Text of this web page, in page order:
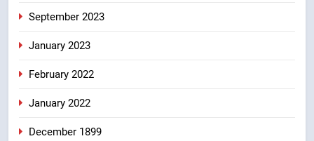
September 2023
January 2023
February 2022
January 2022
December 1899